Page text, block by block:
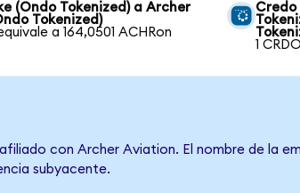
(Ondo Tokenized) a Archer
Tokenized)
a 164,0501 ACHRon
Credo
1
con Archer Aviation. El nombre de la
subyacente.